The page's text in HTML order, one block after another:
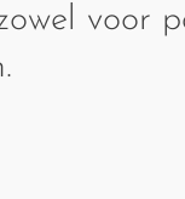
voor